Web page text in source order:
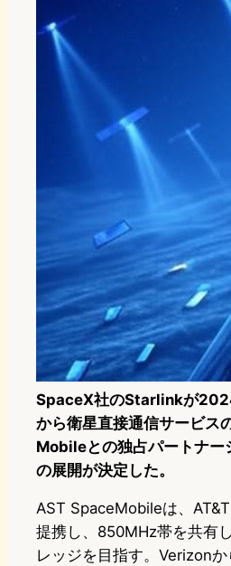
SpaceX社のStarlinkが
から衛星直接通信サービス
Mobileとの独占パートナー
の展開が決定した。
AST SpaceMobileは、
提携し、850MHz帯を共有
レッジを目指す。Verizon